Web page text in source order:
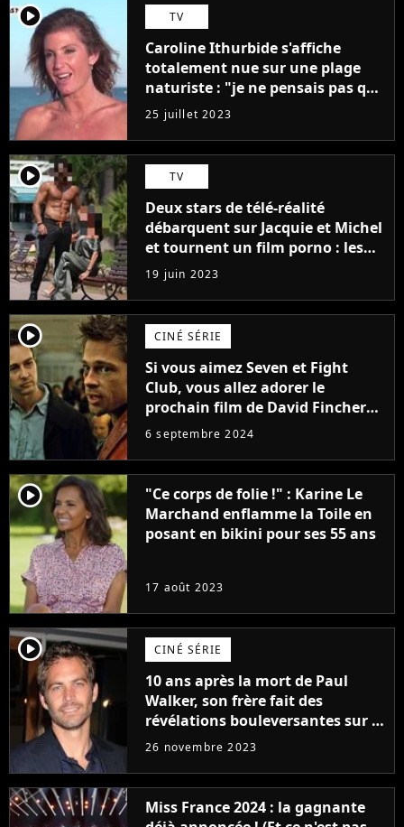
player2 TV
Caroline Ithurbide s'affiche
totalement nue sur une plage
naturiste : "je ne pensais pas que
j'arriverais à le faire..."
25 juillet 2023
player2 TV
Deux stars de télé-réalité
débarquent sur Jacquie et Michel
et tournent un film porno : les
premières images du tournage
(exclu)
19 juin 2023
player2 CINÉ SÉRIE
Si vous aimez Seven et Fight
Club, vous allez adorer le
prochain film de David Fincher
avec lequel il se réinvente
complètement
6 septembre 2024
player2
"Ce corps de folie !" : Karine Le
Marchand enflamme la Toile en
posant en bikini pour ses 55 ans
17 août 2023
player2 CINÉ SÉRIE
10 ans après la mort de Paul
Walker, son frère fait des
révélations bouleversantes sur la
réaction des acteurs de Fast and
26 novembre 2023
Miss France 2024 : la gagnante